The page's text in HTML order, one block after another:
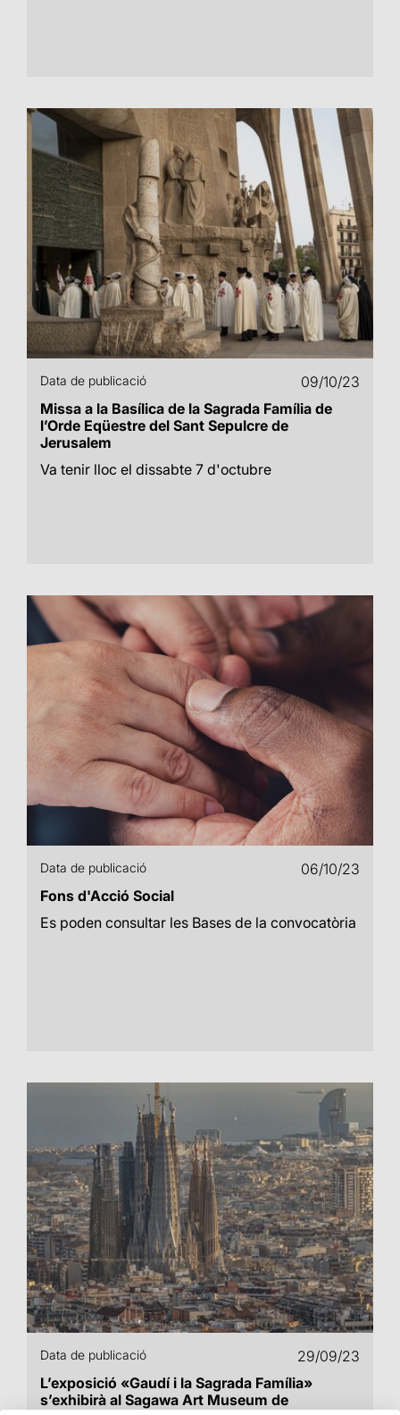
Data de publicació
09/10/23
Missa a la Basílica de la Sagrada Família de
l’Orde Eqüestre del Sant Sepulcre de
Jerusalem
Va tenir lloc el dissabte 7 d'octubre
Data de publicació
06/10/23
Fons d'Acció Social
Es poden consultar les Bases de la convocatòria
Data de publicació
29/09/23
L’exposició «Gaudí i la Sagrada Família»
s’exhibirà al Sagawa Art Museum de